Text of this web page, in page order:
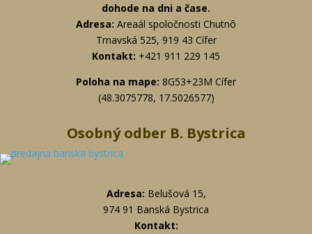
dohode na dni a čase.
Adresa: Areaál spoločnosti Chutnô
Trnavská 525, 919 43 Cífer
Kontakt: +421 911 229 145
Poloha na mape: 8G53+23M Cífer
(48.3075778, 17.5026577)
Osobný odber B. Bystrica
Adresa: Belušová 15,
974 91 Banská Bystrica
Kontakt: